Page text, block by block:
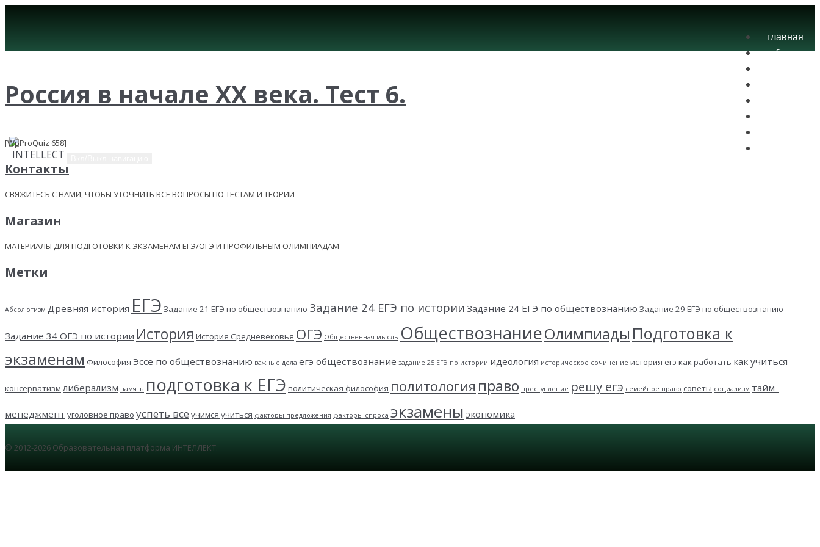
главная
блог
Россия в начале ХХ века. Тест 6.
[WpProQuiz 658]
Контакты
СВЯЖИТЕСЬ С НАМИ, ЧТОБЫ УТОЧНИТЬ ВСЕ ВОПРОСЫ ПО ТЕСТАМ И ТЕОРИИ
Магазин
МАТЕРИАЛЫ ДЛЯ ПОДГОТОВКИ К ЭКЗАМЕНАМ ЕГЭ/ОГЭ И ПРОФИЛЬНЫМ ОЛИМПИАДАМ
Метки
Абсолютизм Древняя история ЕГЭ Задание 21 ЕГЭ по обществознанию Задание 24 ЕГЭ по истории Задание 24 ЕГЭ по обществознанию Задание 29 ЕГЭ по обществознанию
Задание 34 ОГЭ по истории История История Средневековья ОГЭ Общественная мысль ОбществознаниеОлимпиады Подготовка к
экзаменам Философия Эссе по обществознанию важные дела егэ обществознание задание 25 ЕГЭ по истории идеология историческое сочинение история егэ как работать как учиться
консерватизм либерализм память подготовка к ЕГЭ политическая философия политология право преступление решу егэ семейное право советы социализм тайм-
менеджмент уголовное право успеть все учимся учиться факторы предложения факторы спроса экзамены экономика
© 2012-2026 Образовательная платформа ИНТЕЛЛЕКТ.